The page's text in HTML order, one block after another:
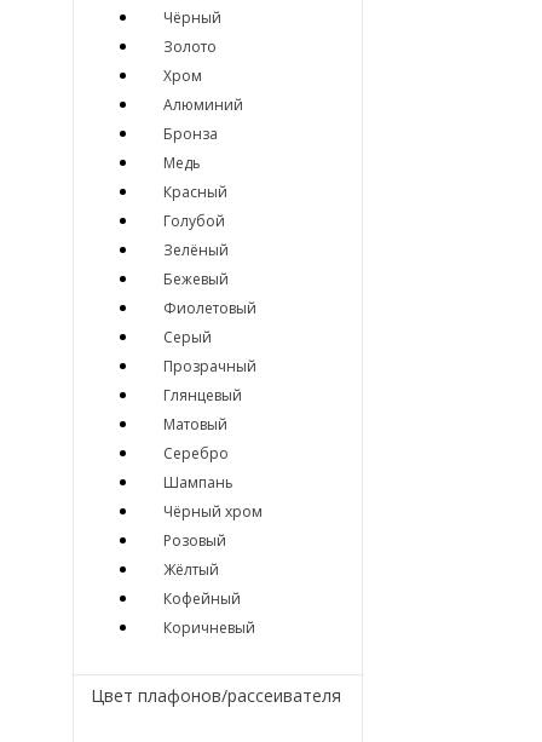
Чёрный
Золото
Хром
Алюминий
Бронза
Медь
Красный
Голубой
Зелёный
Бежевый
Фиолетовый
Серый
Прозрачный
Глянцевый
Матовый
Серебро
Шампань
Чёрный хром
Розовый
Жёлтый
Кофейный
Коричневый
Цвет плафонов/рассеивателя